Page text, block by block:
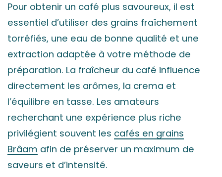
Pour obtenir un café plus savoureux, il est
essentiel d’utiliser des grains fraîchement
torréfiés, une eau de bonne qualité et une
extraction adaptée à votre méthode de
préparation. La fraîcheur du café influence
directement les arômes, la crema et
l’équilibre en tasse. Les amateurs
recherchant une expérience plus riche
privilégient souvent les cafés en grains
Brâam afin de préserver un maximum de
saveurs et d’intensité.